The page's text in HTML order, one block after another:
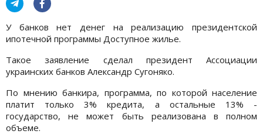
У банков нет денег на реализацию президентской
ипотечной программы Доступное жилье.
Такое заявление сделал президент Ассоциации
украинских банков Александр Сугоняко.
По мнению банкира, программа, по которой население
платит только 3% кредита, а остальные 13% -
государство, не может быть реализована в полном
объеме.